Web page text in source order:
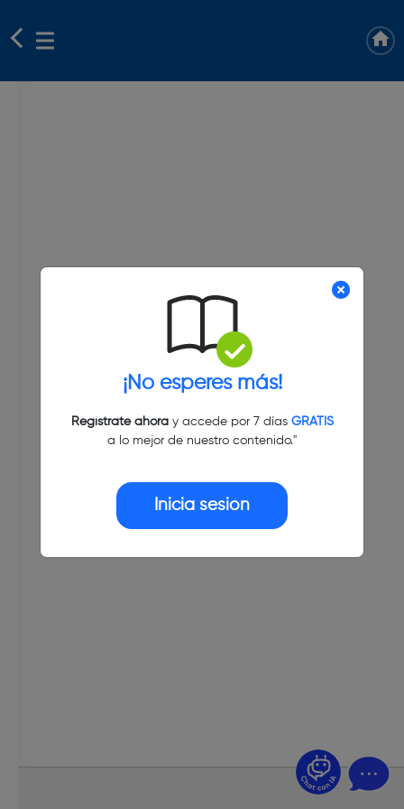
¡No esperes más!
Regístrate ahoray accede por 7 días GRATIS
a lo mejor de nuestro contenido."
Inicia sesión